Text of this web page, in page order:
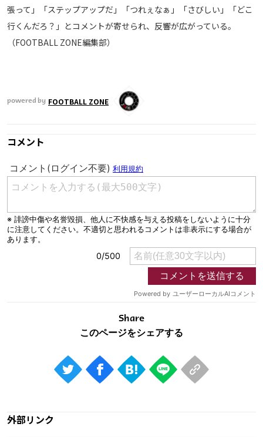
ご利用にあたって
プライバシーポリシー
お問い合わせ
張って」「ステップアップだ」「つれぇなぁ」「さびしい」「どこ
行くんだろ？」とコメントが寄せられ、反響が広がっている。
（FOOTBALL ZONE編集部）
powered by FOOTBALL ZONE
コメント
Share
外部リンク